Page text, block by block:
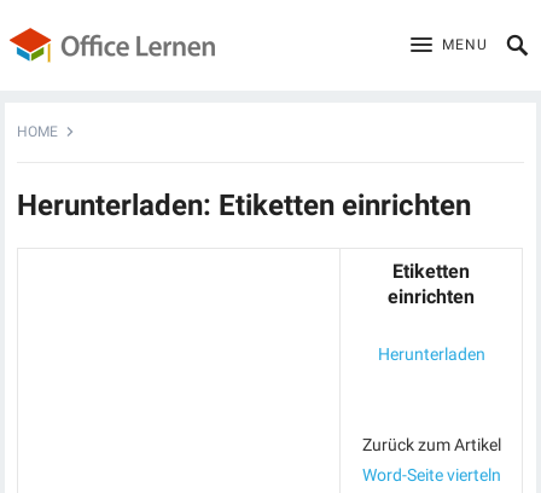
MENU
HOME
Herunterladen: Etiketten einrichten
Etiketten
einrichten
Herunterladen
Zurück zum Artikel
Word-Seite vierteln